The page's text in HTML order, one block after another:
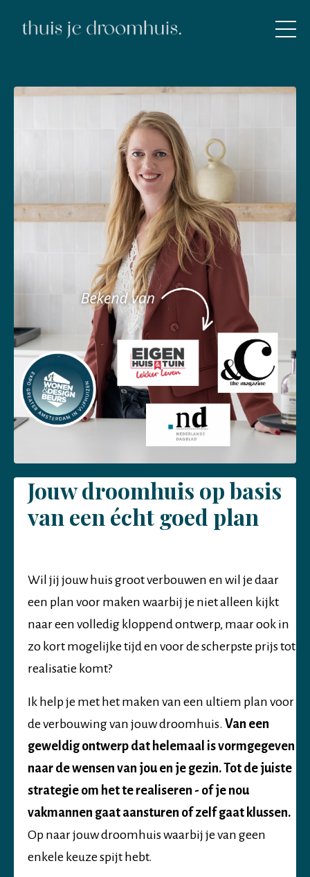
Jouw droomhuis op basis
van een écht goed plan
Wil jij jouw huis groot verbouwen en wil je daar
een plan voor maken waarbij je niet alleen kijkt
naar een volledig kloppend ontwerp, maar ook in
zo kort mogelijke tijd en voor de scherpste prijs tot
realisatie komt?
Ik help je met het maken van een ultiem plan voor
de verbouwing van jouw droomhuis. Van een
geweldig ontwerp dat helemaal is vormgegeven
naar de wensen van jou en je gezin. Tot de juiste
strategie om het te realiseren - of je nou
vakmannen gaat aansturen of zelf gaat klussen.
Op naar jouw droomhuis waarbij je van geen
enkele keuze spijt hebt.